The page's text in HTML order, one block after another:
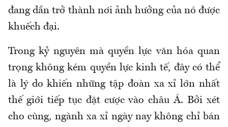
đang dần trở thành nơi ảnh hưởng của nó được
khuếch đại.
Trong kỷ nguyên mà quyền lực văn hóa quan
trọng không kém quyền lực kinh tế, đây có thể
là lý do khiến những tập đoàn xa xỉ lớn nhất
thế giới tiếp tục đặt cược vào châu Á. Bởi xét
cho cùng, ngành xa xỉ ngày nay không chỉ bán